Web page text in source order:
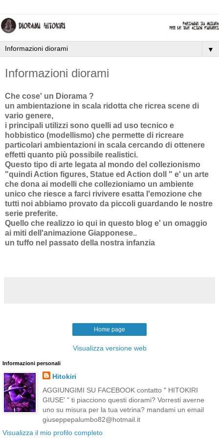
▼
Informazioni diorami
Che cose' un Diorama ?
un ambientazione in scala ridotta che ricrea scene di
vario genere,
i principali utilizzi sono quelli ad uso tecnico e
hobbistico (modellismo) che permette di ricreare
particolari ambientazioni in scala cercando di ottenere
effetti quanto più possibile realistici.
Questo tipo di arte legata al mondo del collezionismo
"quindi Action figures, Statue ed Action doll " e' un arte
che dona ai modelli che collezioniamo un ambiente
unico che riesce a farci rivivere esatta l'emozione che
tutti noi abbiamo provato da piccoli guardando le nostre
serie preferite.
Quello che realizzo io qui in questo blog e' un omaggio
ai miti dell'animazione Giapponese..
un tuffo nel passato della nostra infanzia
Home page
Visualizza versione web
Informazioni personali
Hitokiri
AGGIUNGIMI SU FACEBOOK contatto " HITOKIRI
GIUSE' " ti piacciono questi diorami? Vorresti averne
uno su misura per la tua vetrina? mandami un email
giuseppepalumbo82@hotmail.it
Visualizza il mio profilo completo